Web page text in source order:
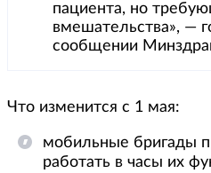
пациента, но
вмешательства», —
сообщении
Что изменится с 1 мая:
мобильные бригады
работать в часы их